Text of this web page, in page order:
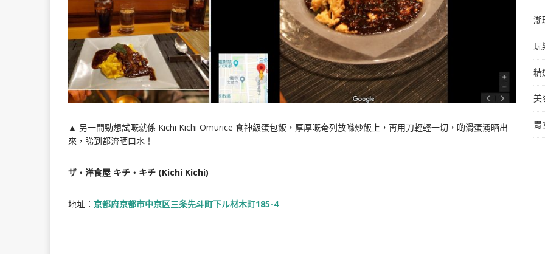
▲ 另一間勁想試嘅就係 Kichi Kichi Omurice 食神級蛋包飯，厚厚嘅奄列放喺炒飯上，再用刀輕輕一切，啲滑蛋湧晒出
來，睇到都流晒口水！
ザ・洋食屋 キチ・キチ (Kichi Kichi)
地址： 京都府京都市中京区三条先斗町下ル材木町185-4
潮
玩
精
美
胃